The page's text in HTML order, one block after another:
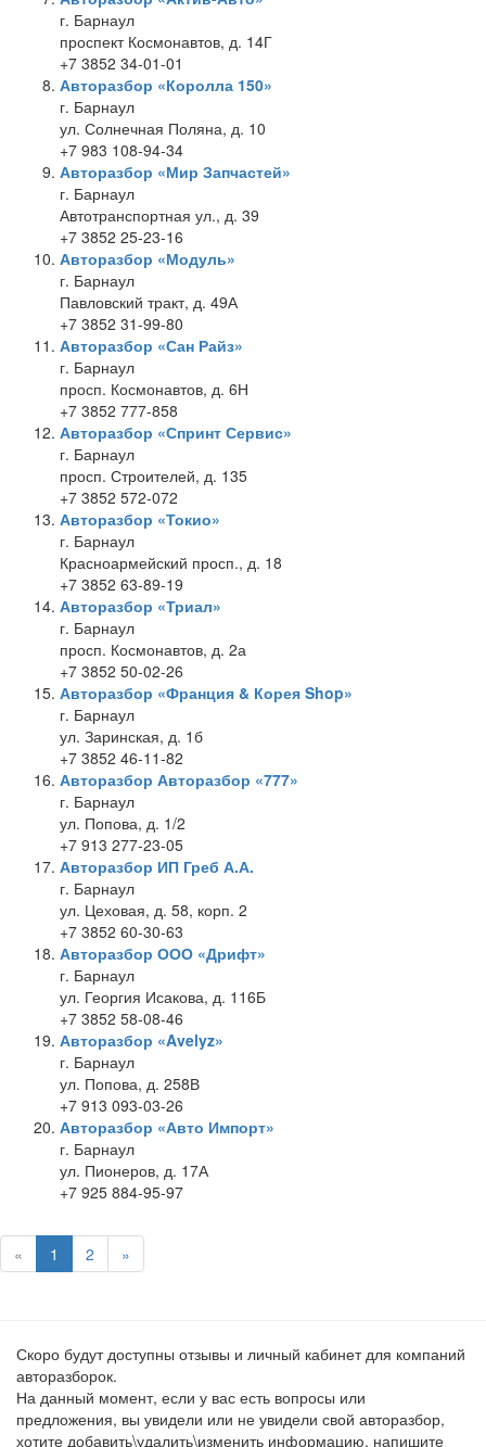
г. Барнаул
проспект Космонавтов, д. 14Г
+7 3852 34-01-01
Авторазбор «Королла 150»
г. Барнаул
ул. Солнечная Поляна, д. 10
+7 983 108-94-34
Авторазбор «Мир Запчастей»
г. Барнаул
Автотранспортная ул., д. 39
+7 3852 25-23-16
Авторазбор «Модуль»
г. Барнаул
Павловский тракт, д. 49А
+7 3852 31-99-80
Авторазбор «Сан Райз»
г. Барнаул
просп. Космонавтов, д. 6Н
+7 3852 777-858
Авторазбор «Спринт Сервис»
г. Барнаул
просп. Строителей, д. 135
+7 3852 572-072
Авторазбор «Токио»
г. Барнаул
Красноармейский просп., д. 18
+7 3852 63-89-19
Авторазбор «Триал»
г. Барнаул
просп. Космонавтов, д. 2а
+7 3852 50-02-26
Авторазбор «Франция & Корея Shop»
г. Барнаул
ул. Заринская, д. 1б
+7 3852 46-11-82
Авторазбор Авторазбор «777»
г. Барнаул
ул. Попова, д. 1/2
+7 913 277-23-05
Авторазбор ИП Греб А.А.
г. Барнаул
ул. Цеховая, д. 58, корп. 2
+7 3852 60-30-63
Авторазбор ООО «Дрифт»
г. Барнаул
ул. Георгия Исакова, д. 116Б
+7 3852 58-08-46
Авторазбор «Avelyz»
г. Барнаул
ул. Попова, д. 258В
+7 913 093-03-26
Авторазбор «Авто Импорт»
г. Барнаул
ул. Пионеров, д. 17А
+7 925 884-95-97
« 1 2 »
Скоро будут доступны отзывы и личный кабинет для компаний
авторазборок.
На данный момент, если у вас есть вопросы или
предложения, вы увидели или не увидели свой авторазбор,
хотите добавить\удалить\изменить информацию, напишите